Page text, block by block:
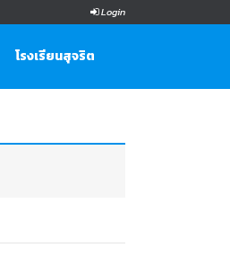
Login
โรงเรียนสุจริต